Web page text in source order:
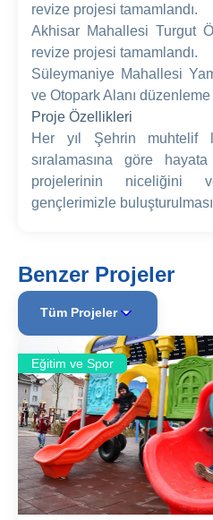
revize projesi tamamlandı.
Akhisar Mahallesi Turgut
revize projesi tamamlandı.
Süleymaniye Mahallesi
ve Otopark Alanı
Proje Özellikleri
Her yıl Şehrin muhtelif
sıralamasına göre
projelerinin niceliğini
gençlerimizle
Benzer Projeler
Tüm Projeler
Eğitim ve Spor